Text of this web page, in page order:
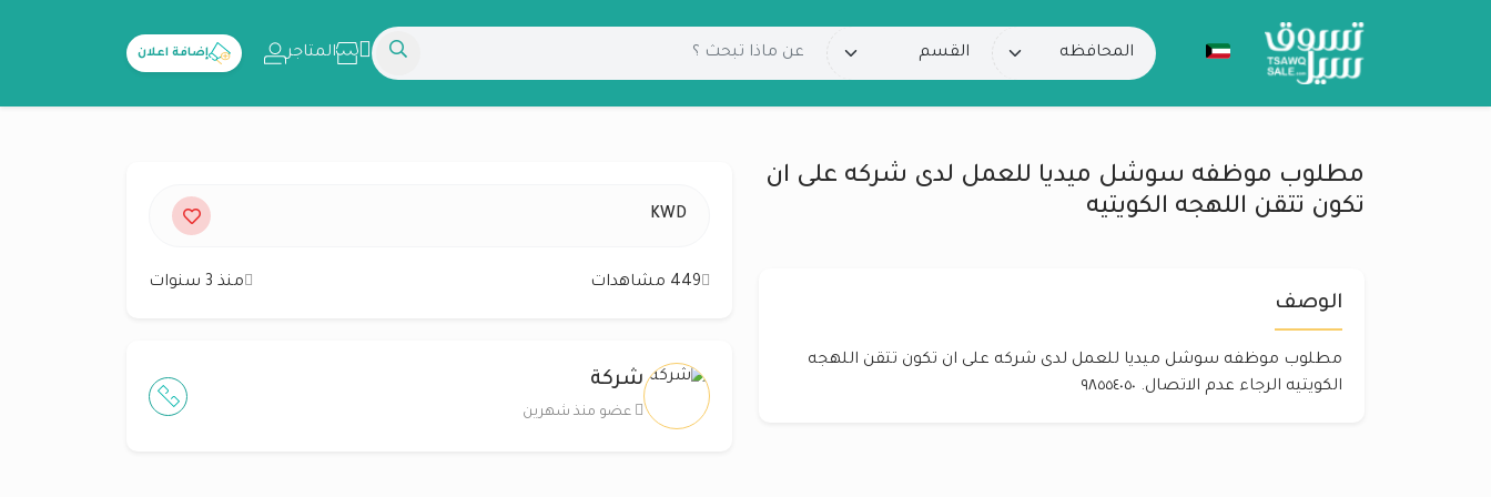
المتاجر إضافة اعلان
مطلوب موظفه سوشل ميديا للعمل لدى شركه على ان
تكون تتقن اللهجه الكويتيه
الوصف
مطلوب موظفه سوشل ميديا للعمل لدى شركه على ان تكون تتقن اللهجه
الكويتيه الرجاء عدم الاتصال. ٩٨٥٥٤٠٥٠
KWD
449 مشاهدات منذ 3 سنوات
شركة
عضو منذ شهرين